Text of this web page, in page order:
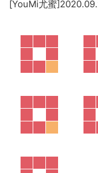
[YouMi尤蜜